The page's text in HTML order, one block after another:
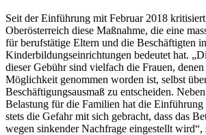
Seit der Einführung mit Februar 2018
Oberösterreich diese Maßnahme, die eine
für berufstätige Eltern und die Beschäftigten
Kinderbildungseinrichtungen bedeutet hat.
dieser Gebühr sind vielfach die Frauen,
Möglichkeit genommen worden ist, selbst
Beschäftigungsausmaß zu entscheiden.
Belastung für die Familien hat die Einführung
stets die Gefahr mit sich gebracht, dass das
wegen sinkender Nachfrage eingestellt wird“,